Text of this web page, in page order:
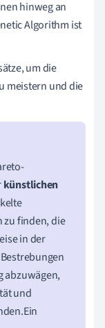
hinweg an
Algorithm ist
um die
meistern und die
künstlichen
zu finden, die
in der
abzuwägen,
und